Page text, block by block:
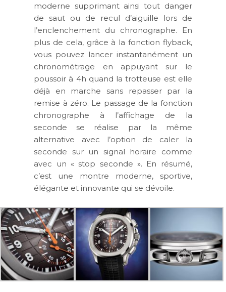
moderne supprimant ainsi tout danger
de saut ou de recul d’aiguille lors de
l’enclenchement du chronographe. En
plus de cela, grâce à la fonction flyback,
vous pouvez lancer instantanément un
chronométrage en appuyant sur le
poussoir à 4h quand la trotteuse est elle
déjà en marche sans repasser par la
remise à zéro. Le passage de la fonction
chronographe à l’affichage de la
seconde se réalise par la même
alternative avec l’option de caler la
seconde sur un signal horaire comme
avec un « stop seconde ». En résumé,
c’est une montre moderne, sportive,
élégante et innovante qui se dévoile.